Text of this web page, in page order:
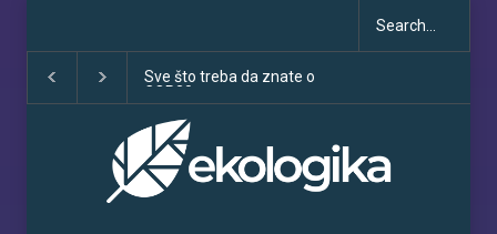
Sve što treba da znate o
COP30